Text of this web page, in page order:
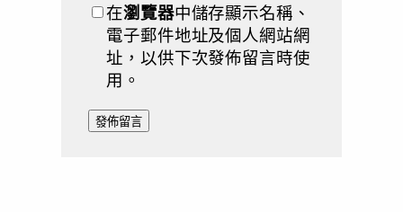
在瀏覽器中儲存顯示名稱、
電子郵件地址及個人網站網
址，以供下次發佈留言時使
用。